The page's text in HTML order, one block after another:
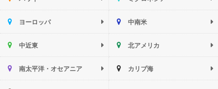
ヨーロッパ 中南米
中近東 北アメリカ
南太平洋・オセアニア カリブ海